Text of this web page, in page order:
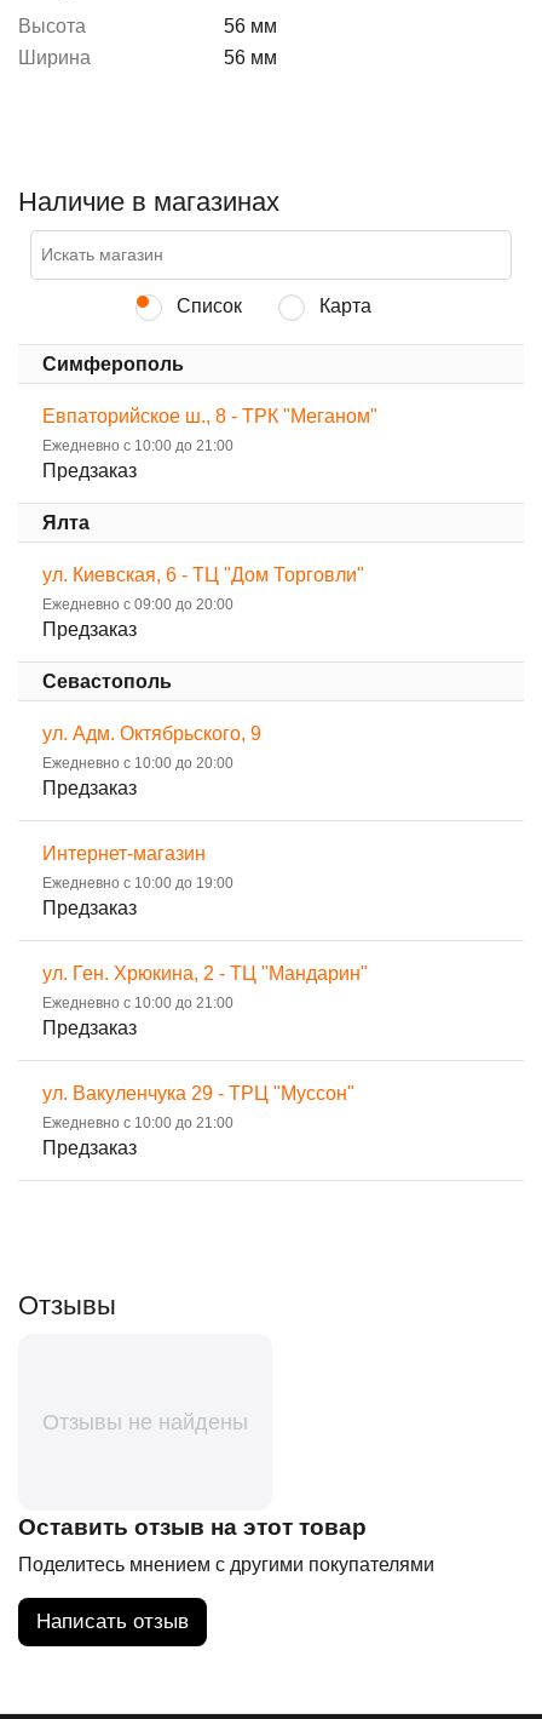
Высота
56 мм
Ширина
56 мм
Наличие в магазинах
Список Карта
Симферополь
Евпаторийское ш., 8 - ТРК "Меганом"
Ежедневно с 10:00 до 21:00
Предзаказ
Ялта
ул. Киевская, 6 - ТЦ "Дом Торговли"
Ежедневно с 09:00 до 20:00
Предзаказ
Севастополь
ул. Адм. Октябрьского, 9
Ежедневно с 10:00 до 20:00
Предзаказ
Интернет-магазин
Ежедневно с 10:00 до 19:00
Предзаказ
ул. Ген. Хрюкина, 2 - ТЦ "Мандарин"
Ежедневно с 10:00 до 21:00
Предзаказ
ул. Вакуленчука 29 - ТРЦ "Муссон"
Ежедневно с 10:00 до 21:00
Предзаказ
Отзывы
Отзывы не найдены
Оставить отзыв на этот товар
Поделитесь мнением с другими покупателями
Написать отзыв